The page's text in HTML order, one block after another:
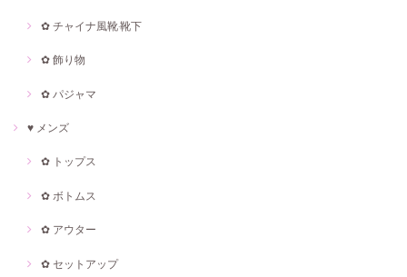
✿ チャイナ風靴·靴下
✿ 飾り物
✿ パジャマ
♥ メンズ
✿ トップス
✿ ボトムス
✿ アウター
✿ セットアップ